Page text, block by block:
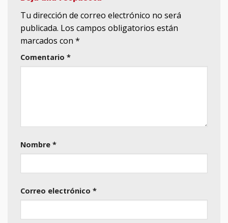
Tu dirección de correo electrónico no será
publicada. Los campos obligatorios están
marcados con *
Comentario *
Nombre *
Correo electrónico *